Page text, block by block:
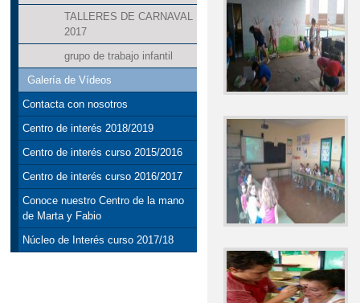
TALLERES DE CARNAVAL
2017
grupo de trabajo infantil
Galería de Vídeos
Contacta con nosotros
Centro de interés 2018/2019
Centro de interés curso 2015/2016
Centro de interés curso 2016/2017
Conoce nuestro Centro de la mano
de Marta y Fabio
Núcleo de Interés curso 2017/18